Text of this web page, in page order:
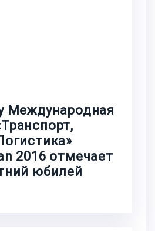
Международная
2016 отмечает
юбилей